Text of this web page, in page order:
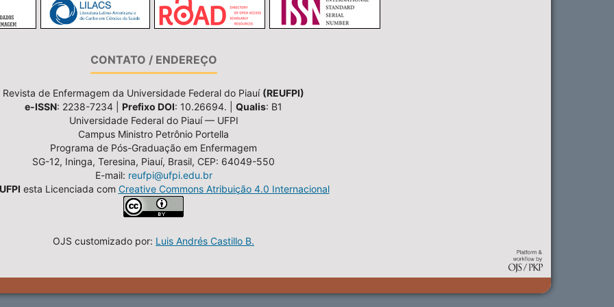
CONTATO / ENDEREÇO
Revista de Enfermagem da Universidade Federal do Piauí (REUFPI)
e-ISSN: 2238-7234 | Prefixo DOI: 10.26694. | Qualis: B1
Universidade Federal do Piauí — UFPI
Campus Ministro Petrônio Portella
Programa de Pós-Graduação em Enfermagem
SG-12, Ininga, Teresina, Piauí, Brasil, CEP: 64049-550
E-mail: reufpi@ufpi.edu.br
esta Licenciada com Creative Commons Atribuição 4.0 Internacional
OJS customizado por: Luis Andrés Castillo B.